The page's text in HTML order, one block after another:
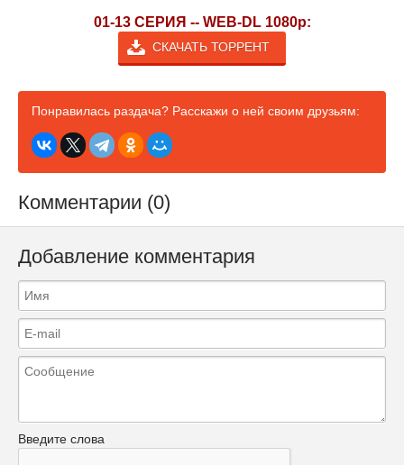
01-13 СЕРИЯ -- WEB-DL 1080p:
СКАЧАТЬ ТОРРЕНТ
Понравилась раздача? Расскажи о ней своим друзьям:
Комментарии (0)
Добавление комментария
Введите слова